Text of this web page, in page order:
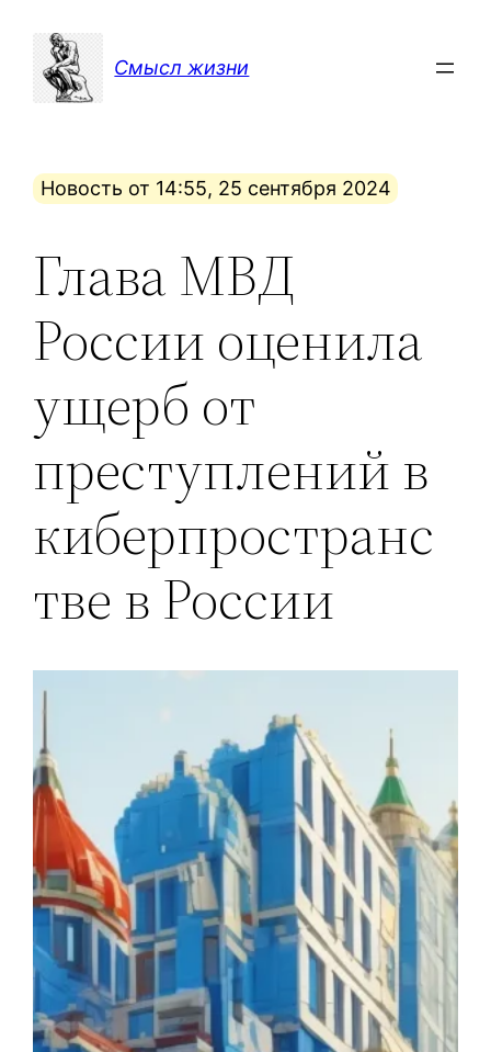
содержимому
Смысл жизни
Новость от 14:55, 25 сентября 2024
Глава МВД
России оценила
ущерб от
преступлений в
киберпространс
тве в России